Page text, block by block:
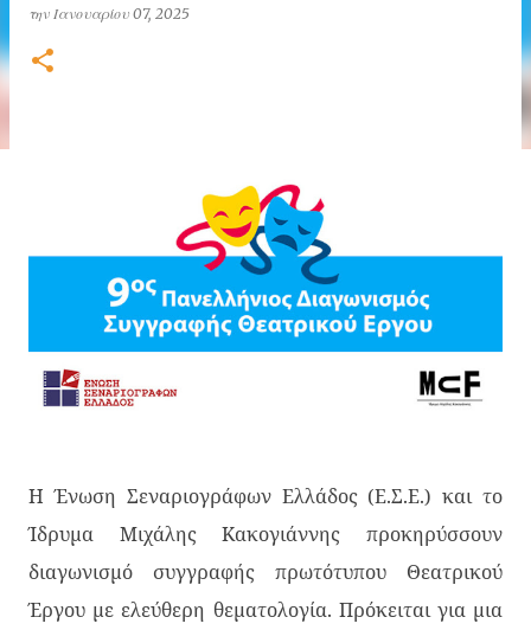
την Ιανουαρίου 07, 2025
H Ένωση Σεναριογράφων Ελλάδος (Ε.Σ.Ε.) και το
Ίδρυμα Μιχάλης Κακογιάννης προκηρύσσουν
διαγωνισμό συγγραφής πρωτότυπου Θεατρικού
Έργου με ελεύθερη θεματολογία. Πρόκειται για μια